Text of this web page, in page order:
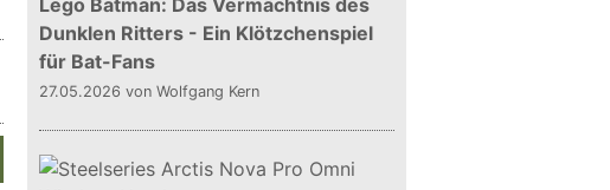
Lego Batman: Das Vermächtnis des
Dunklen Ritters - Ein Klötzchenspiel
für Bat-Fans
27.05.2026 von Wolfgang Kern